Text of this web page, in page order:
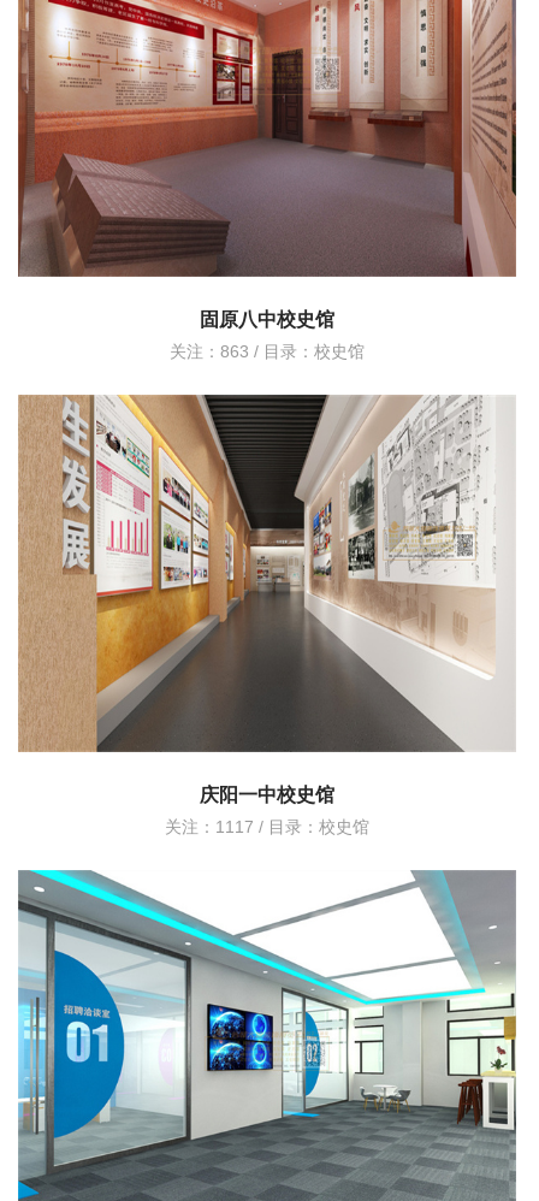
固原八中校史馆
关注：863 / 目录： 校史馆
庆阳一中校史馆
关注：1117 / 目录： 校史馆